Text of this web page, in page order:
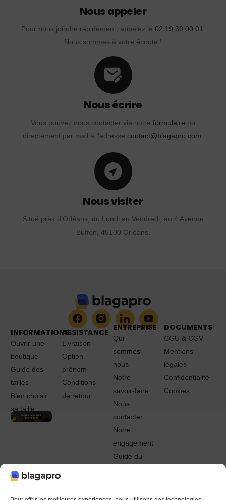
Nous appeler
Pour nous joindre rapidement, appelez le 02 19 39 00 01
Nous sommes à votre écoute !
Nous écrire
Vous pouvez nous contacter via notre formulaire ou
directement par mail à l'adresse contact@blagapro.com
Nous visiter
Situé près d'Orléans, du Lundi au Vendredi, au 4 Avenue
Buffon, 45100 Orléans.
INFORMATIONS
Ouvrir une
boutique
Guide des
tailles
Bien choisir
sa taille
ASSISTANCE
Livraison
Option
prénom
Conditions
de retour
ENTREPRISE
Qui
sommes-
nous
Notre
savoir-faire
Nous
contacter
Notre
engagement
Guide du
DOCUMENTS
CGU & CGV
Mentions
légales
Confidentialité
Cookies
© 2022 - 2024 Blagapro. Tous droits réservés. Textiles
personnalisés à Orléans